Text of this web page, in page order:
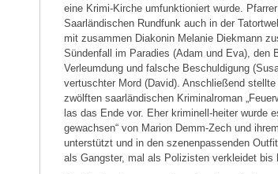
eine Krimi-Kirche umfunktioniert wurde.
Saarländischen Rundfunk auch in der
mit zusammen Diakonin Melanie Diekmann
Sündenfall im Paradies (Adam und Eva), den
Verleumdung und falsche Beschuldigung
vertuschter Mord (David). Anschließend
zwölften saarländischen Kriminalroman
las das Ende vor. Eher kriminell-heiter wurde
gewachsen“ von Marion Demm-Zech und
unterstützt und in den szenenpassenden
als Gangster, mal als Polizisten verkleidet